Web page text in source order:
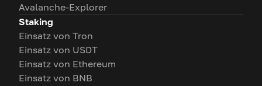
Avalanche-Explorer
Staking
Einsatz von Tron
Einsatz von USDT
Einsatz von Ethereum
Einsatz von BNB